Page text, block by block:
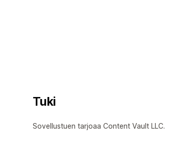
Tuki
Sovellustuen tarjoaa Content Vault LLC.